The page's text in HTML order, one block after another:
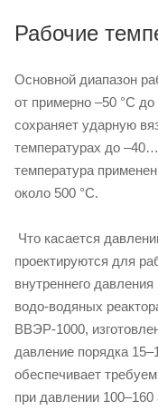
Рабочие
Основной диапазон
от примерно –50 °C
сохраняет ударную
температурах до
температура
около 500 °C.
Что касается
проектируются для
внутреннего
водо-водяных
ВВЭР-1000,
давление порядка
обеспечивает
при давлении